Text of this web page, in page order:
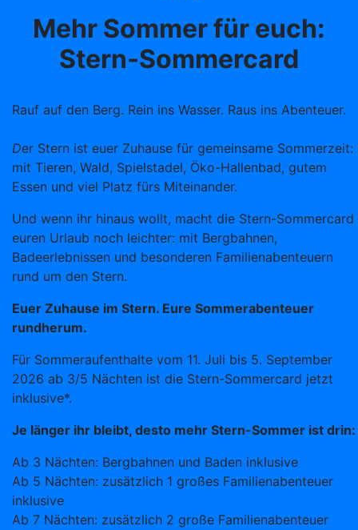
Mehr Sommer für euch:
Stern-Sommercard
Rauf auf den Berg. Rein ins Wasser. Raus ins Abenteuer.
Der Stern ist euer Zuhause für gemeinsame Sommerzeit:
mit Tieren, Wald, Spielstadel, Öko-Hallenbad, gutem
Essen und viel Platz fürs Miteinander.
Und wenn ihr hinaus wollt, macht die Stern-Sommercard
euren Urlaub noch leichter: mit Bergbahnen,
Badeerlebnissen und besonderen Familienabenteuern
rund um den Stern.
Euer Zuhause im Stern. Eure Sommerabenteuer
rundherum.
Für Sommeraufenthalte vom 11. Juli bis 5. September
2026 ab 3/5 Nächten ist die Stern-Sommercard jetzt
inklusive*.
Je länger ihr bleibt, desto mehr Stern-Sommer ist drin:
Ab 3 Nächten: Bergbahnen und Baden inklusive
Ab 5 Nächten: zusätzlich 1 großes Familienabenteuer
inklusive
Ab 7 Nächten: zusätzlich 2 große Familienabenteuer